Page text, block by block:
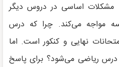
مشکلات اساسی در دروس دیگر
مواجه می‌کند. چرا که درس
نهایی و کنکور است. اما
درس ریاضی می‌شود؟ برای پاسخ